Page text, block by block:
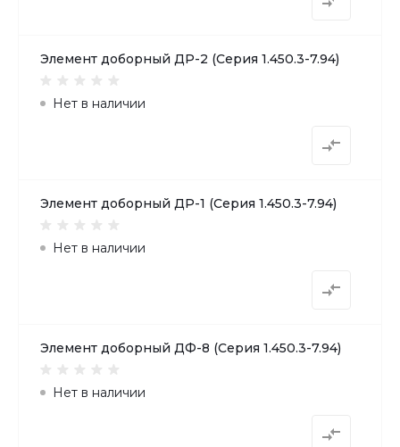
Элемент доборный ДР-2 (Серия 1.450.3-7.94)
Нет в наличии
Элемент доборный ДР-1 (Серия 1.450.3-7.94)
Нет в наличии
Элемент доборный ДФ-8 (Серия 1.450.3-7.94)
Нет в наличии